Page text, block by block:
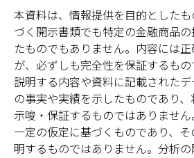
本資料は、情報提供を目的とした
づく開示書類でも特定の金融商品
たものでもありません。内容には
が、必ずしも完全性を保証するも
説明する内容や資料に記載された
の事実や実績を示したものであり
示唆・保証するものではありません
一定の仮定に基づくものであり、
明するものではありません。分析